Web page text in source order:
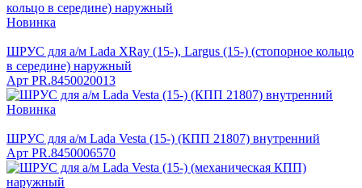
Новинка
ШРУС для а/м Lada XRay (15-), Largus (15-) (стопорное кольцо
в середине) наружный
Арт PR.8450020013
Новинка
ШРУС для а/м Lada Vesta (15-) (КПП 21807) внутренний
Арт PR.8450006570